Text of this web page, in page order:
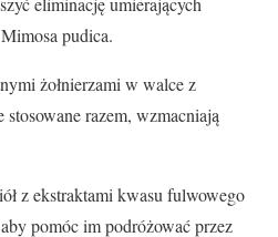
pudica.
żołnierzami w walce z
razem, wzmacniają
z ekstraktami kwasu fulwowego
pomóc im podróżować przez